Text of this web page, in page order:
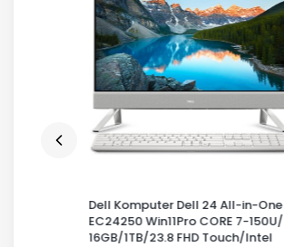
Dell Komputer Dell 24 All-in-One
EC24250 Win11Pro CORE 7-150U/
16GB/1TB/23.8 FHD Touch/Intel